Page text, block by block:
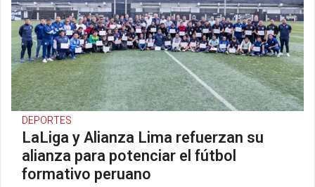
DEPORTES
LaLiga y Alianza Lima refuerzan su
alianza para potenciar el fútbol
formativo peruano